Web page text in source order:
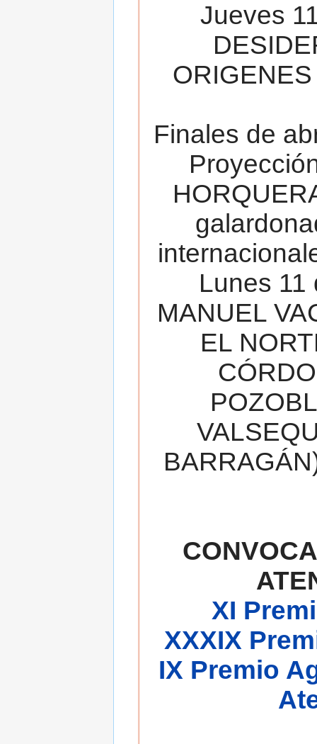
Jueves
Finales de
Lunes 11
MANUEL
EL
XI
XXXIX
IX Premio